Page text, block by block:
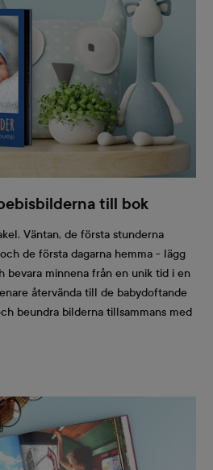
till bok
Väntan, de första stunderna
de första dagarna hemma - lägg
bevara minnena från en unik tid i en
återvända till de babydoftande
beundra bilderna tillsammans med